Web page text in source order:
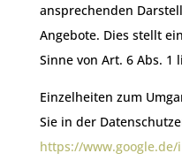
ansprechenden
Angebote. Dies stellt
Sinne von Art. 6 Abs. 1
Einzelheiten zum
Sie in der
https://